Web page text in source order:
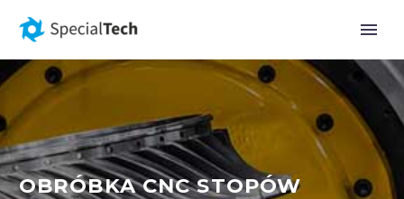
OBRÓBKA CNC STOPÓW